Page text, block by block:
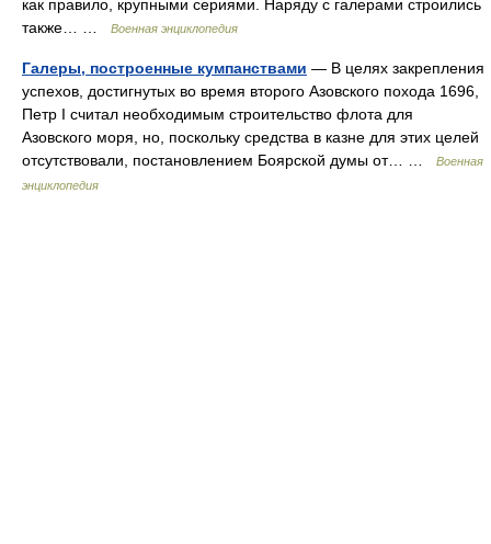
как правило, крупными сериями. Наряду с галерами строились
также… …
Военная энциклопедия
Галеры, построенные кумпанствами — В целях закрепления
успехов, достигнутых во время второго Азовского похода 1696,
Петр I считал необходимым строительство флота для
Азовского моря, но, поскольку средства в казне для этих целей
отсутствовали, постановлением Боярской думы от… …
Военная
энциклопедия